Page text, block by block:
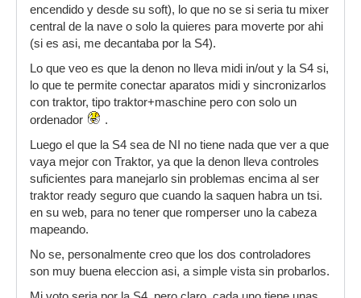
encendido y desde su soft), lo que no se si seria tu mixer
central de la nave o solo la quieres para moverte por ahi
(si es asi, me decantaba por la S4).
Lo que veo es que la denon no lleva midi in/out y la S4 si,
lo que te permite conectar aparatos midi y sincronizarlos
con traktor, tipo traktor+maschine pero con solo un
ordenador
.
Luego el que la S4 sea de NI no tiene nada que ver a que
vaya mejor con Traktor, ya que la denon lleva controles
suficientes para manejarlo sin problemas encima al ser
traktor ready seguro que cuando la saquen habra un tsi.
en su web, para no tener que romperser uno la cabeza
mapeando.
No se, personalmente creo que los dos controladores
son muy buena eleccion asi, a simple vista sin probarlos.